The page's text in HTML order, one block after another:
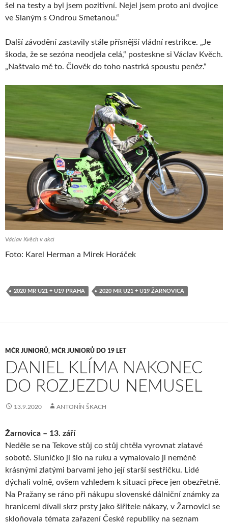
šel na testy a byl jsem pozitivní. Nejel jsem proto ani dvojice
ve Slaným s Ondrou Smetanou.“
Další závodění zastavily stále přísnější vládní restrikce. „Je
škoda, že se sezóna neodjela celá,“ posteskne si Václav Kvěch.
„Naštvalo mě to. Člověk do toho nastrká spoustu peněz.“
Václav Kvěch v akci
Foto: Karel Herman a Mirek Horáček
2020 MR U21 + U19 PRAHA 2020 MR U21 + U19 ŽARNOVICA
MČR JUNIORŮ, MČR JUNIORŮ DO 19 LET
DANIEL KLÍMA NAKONEC
DO ROZJEZDU NEMUSEL
13.9.2020 ANTONÍN ŠKACH
Žarnovica – 13. září
Neděle se na Tekove stůj co stůj chtěla vyrovnat zlatavé
sobotě. Sluníčko jí šlo na ruku a vymalovalo ji neméně
krásnými zlatými barvami jeho její starší sestřičku. Lidé
dýchali volně, ovšem vzhledem k situaci přece jen obezřetně.
Na Pražany se ráno při nákupu slovenské dálniční známky za
hranicemi dívali skrz prsty jako šiřitele nákazy, v Žarnovici se
skloňovala témata zařazení České republiky na seznam